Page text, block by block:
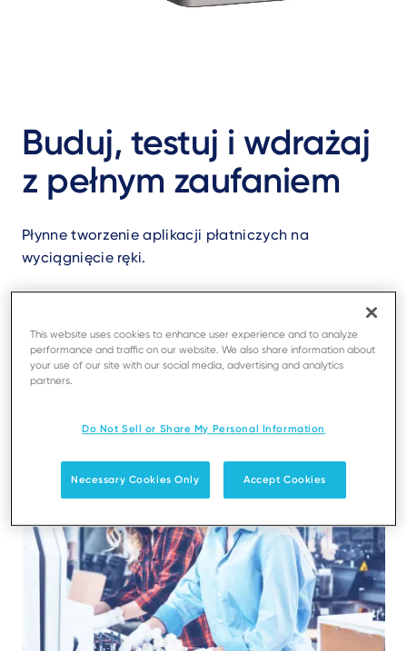
Buduj, testuj i wdrażaj
z pełnym zaufaniem
Płynne tworzenie aplikacji płatniczych na
wyciągnięcie ręki.
This website uses cookies to enhance user experience and to analyze
performance and traffic on our website. We also share information about
your use of our site with our social media, advertising and analytics
partners.
Do Not Sell or Share My Personal Information
Necessary Cookies Only Accept Cookies